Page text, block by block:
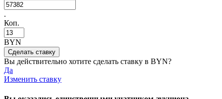
.
Коп.
BYN
Вы действительно хотите сделать ставку в BYN?
Да
Изменить ставку